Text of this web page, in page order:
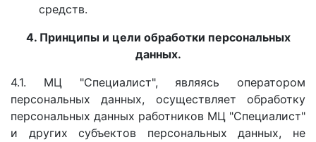
средств.
4. Принципы и цели обработки персональных
данных.
4.1. МЦ "Специалист", являясь оператором
персональных данных, осуществляет обработку
персональных данных работников МЦ "Специалист"
и других субъектов персональных данных, не